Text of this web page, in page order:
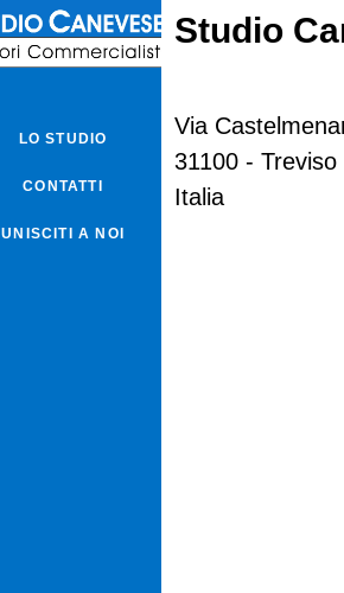
LO STUDIO
CONTATTI
UNISCITI A NOI
Studio
Via
31100 - Treviso
Italia